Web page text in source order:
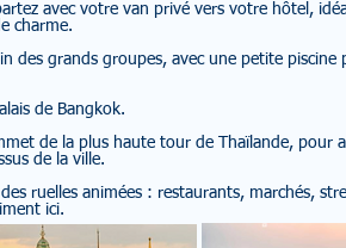
avec votre van privé vers votre hôtel,
charme.
des grands groupes, avec une petite
de Bangkok.
de la plus haute tour de Thaïlande, pour
de la ville.
ruelles animées : restaurants, marchés,
ici.